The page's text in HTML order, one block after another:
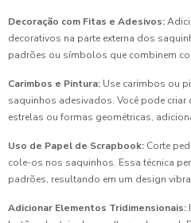
Decoração com Fitas e Adesivos:
decorativos na parte externa dos
padrões ou símbolos que combinem
Carimbos e Pintura: Use carimbos ou
saquinhos adesivados. Você pode
estrelas ou formas geométricas,
Uso de Papel de Scrapbook: Corte
cole-os nos saquinhos. Essa técnica
padrões, resultando em um design
Adicionar Elementos Tridimensionais: